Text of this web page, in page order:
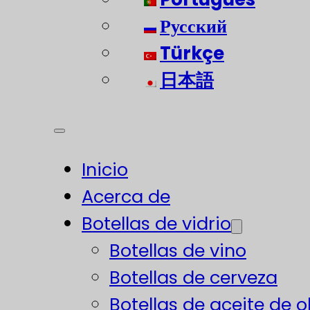
Русский
Türkçe
日本語
Inicio
Acerca de
Botellas de vidrio
Botellas de vino
Botellas de cerveza
Botellas de aceite de